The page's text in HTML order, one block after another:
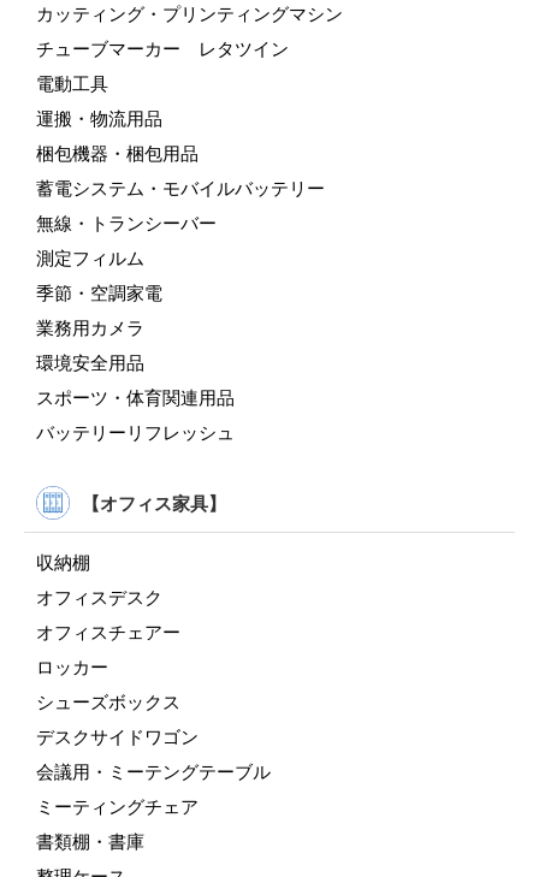
カッティング・プリンティングマシン
チューブマーカー レタツイン
電動工具
運搬・物流用品
梱包機器・梱包用品
蓄電システム・モバイルバッテリー
無線・トランシーバー
測定フィルム
季節・空調家電
業務用カメラ
環境安全用品
スポーツ・体育関連用品
バッテリーリフレッシュ
【オフィス家具】
収納棚
オフィスデスク
オフィスチェアー
ロッカー
シューズボックス
デスクサイドワゴン
会議用・ミーテングテーブル
ミーティングチェア
書類棚・書庫